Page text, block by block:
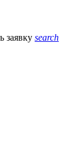
заявку search